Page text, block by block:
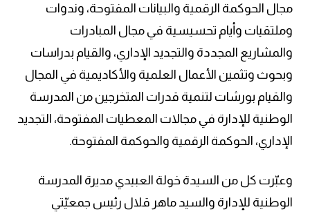
مجال الحوكمة الرقمية والبيانات المفتوحة، وندوات
وملتقيات وأيام تحسيسية في مجال المبادرات
والمشاريع المجددة والتجديد الإداري، والقيام بدراسات
وبحوث وتثمين الأعمال العلمية والأكاديمية في المجال
والقيام بورشات لتنمية قدرات المتخرجين من المدرسة
الوطنية للإدارة في مجالات المعطيات المفتوحة، التجديد
الإداري، الحوكمة الرقمية والحوكمة المفتوحة.
وعبّرت كل من السيدة خولة العبيدي مديرة المدرسة
الوطنية للإدارة والسيد ماهر قلال رئيس جمعيّتي